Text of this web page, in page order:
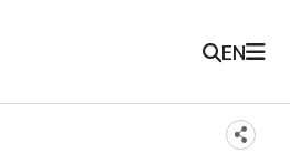
이지로 이동 EN